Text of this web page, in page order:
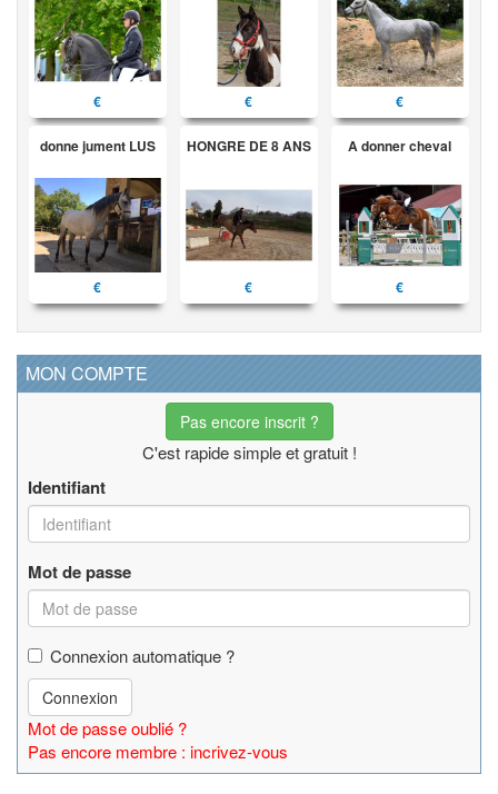
€ € €
donne jument LUS
€
HONGRE DE 8 ANS
€
A donner cheval
€
MON COMPTE
Pas encore inscrit ?
C'est rapide simple et gratuit !
Identifiant
Mot de passe
Connexion automatique ?
Connexion
Mot de passe oublié ?
Pas encore membre : incrivez-vous